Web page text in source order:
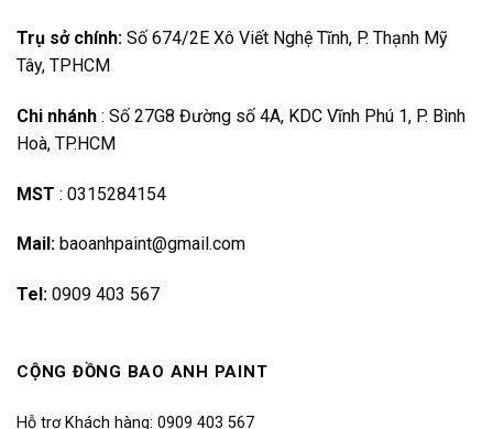
Trụ sở chính: Số 674/2E Xô Viết Nghệ Tĩnh, P. Thạnh Mỹ
Tây, TPHCM
Chi nhánh : Số 27G8 Đường số 4A, KDC Vĩnh Phú 1, P. Bình
Hoà, TP.HCM
MST : 0315284154
Mail: baoanhpaint@gmail.com
Tel: 0909 403 567
CỘNG ĐỒNG BAO ANH PAINT
Hỗ trợ Khách hàng: 0909 403 567